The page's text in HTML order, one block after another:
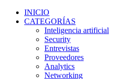
INICIO
CATEGORÍAS
Inteligencia artificial
Security
Entrevistas
Proveedores
Analytics
Networking